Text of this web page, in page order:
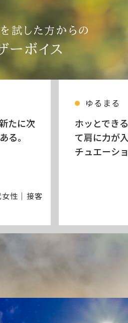
試した方からの
ーボイス
たに次
る。
性｜接客
ゆるまる
ホッとでき
て肩に力が
チュエーシ